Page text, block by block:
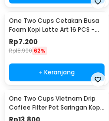
One Two Cups Cetakan Busa
Foam Kopi Latte Art 16 PCS -
JJYE01
Rp7.200
Rp18.900 62%
+ Keranjang
One Two Cups Vietnam Drip
Coffee Filter Pot Saringan Kopi
180ml 8Q - LC1